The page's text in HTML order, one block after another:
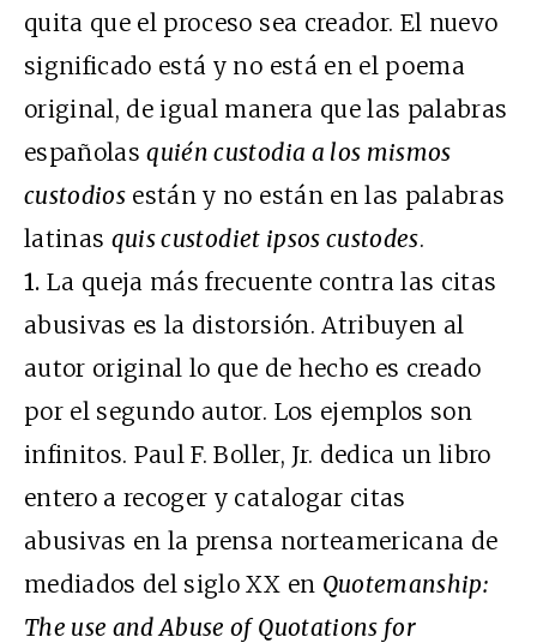
quita que el proceso sea creador. El nuevo
significado está y no está en el poema
original, de igual manera que las palabras
españolasquién custodia a los mismos
custodios están y no están en las palabras
latinas quis custodiet ipsos custodes.
1. La queja más frecuente contra las citas
abusivas es la distorsión. Atribuyen al
autor original lo que de hecho es creado
por el segundo autor. Los ejemplos son
infinitos. Paul F. Boller, Jr. dedica un libro
entero a recoger y catalogar citas
abusivas en la prensa norteamericana de
mediados del siglo XX en Quotemanship:
The use and Abuse of Quotations for